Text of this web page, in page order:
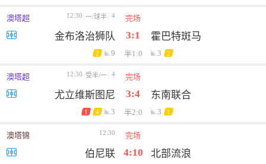
澳塔超 12:30 一/球半 4 完场
金布洛治狮队 3:1 霍巴特斑马
2 9 半1:0 3 2
澳塔超 12:30 受半/一 4 完场
尤立维斯图尼 3:4 东南联合
1 4 3 半2:0 3 1
澳塔锦 12:30 完场
伯尼联 4:10 北部流浪